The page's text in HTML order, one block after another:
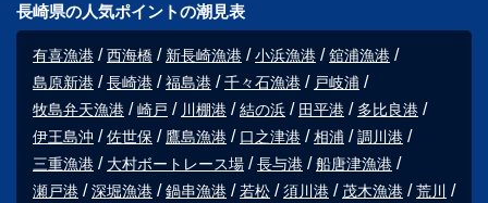
長崎県の人気ポイントの潮見表
有喜漁港 西海橋 新長崎漁港 小浜漁港
舘浦漁港
島原新港
長崎港 福島港 千々石漁港
戸岐浦
牧島弁天漁港
崎戸 川棚港 結の浜 田平港
多比良港
伊王島沖
佐世保 鷹島漁港 口之津港 相浦
調川港
三重漁港
大村ボートレース場 長与港
船唐津漁港
瀬戸港
深堀漁港 鍋串漁港 若松 須川港 茂木漁港
荒川